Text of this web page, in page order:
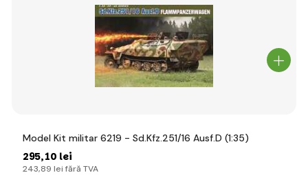
Model Kit militar 6219 - Sd.Kfz.251/16 Ausf.D (1:35)
295,10 lei
243,89 lei fără TVA